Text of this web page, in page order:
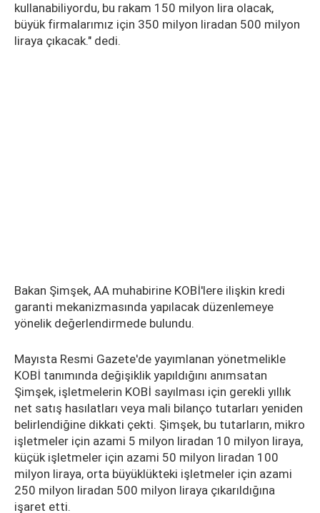
kullanabiliyordu, bu rakam 150 milyon lira olacak,
büyük firmalarımız için 350 milyon liradan 500 milyon
liraya çıkacak." dedi.
Bakan Şimşek, AA muhabirine KOBİ'lere ilişkin kredi
garanti mekanizmasında yapılacak düzenlemeye
yönelik değerlendirmede bulundu.
Mayısta Resmi Gazete'de yayımlanan yönetmelikle
KOBİ tanımında değişiklik yapıldığını anımsatan
Şimşek, işletmelerin KOBİ sayılması için gerekli yıllık
net satış hasılatları veya mali bilanço tutarları yeniden
belirlendiğine dikkati çekti. Şimşek, bu tutarların, mikro
işletmeler için azami 5 milyon liradan 10 milyon liraya,
küçük işletmeler için azami 50 milyon liradan 100
milyon liraya, orta büyüklükteki işletmeler için azami
250 milyon liradan 500 milyon liraya çıkarıldığına
işaret etti.